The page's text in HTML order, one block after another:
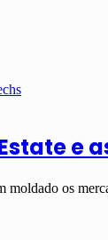
e
moldado os